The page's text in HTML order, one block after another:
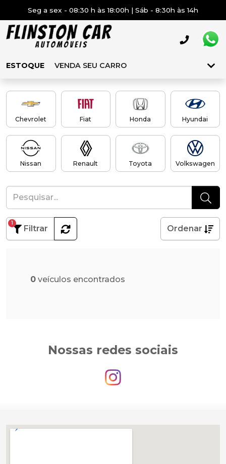
Seg a sex - 08:30 h às 18:00h | Sáb - 8:30h às 14h
ESTOQUE VENDA SEU CARRO
Chevrolet Fiat Honda Hyundai
Nissan Renault Toyota Volkswagen
Filtrar
1
Ordenar
0 veículos encontrados
Nossas redes sociais